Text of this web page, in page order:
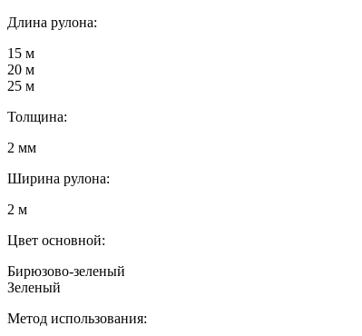
Длина рулона:
15 м
20 м
25 м
Толщина:
2 мм
Ширина рулона:
2 м
Цвет основной:
Бирюзово-зеленый
Зеленый
Метод использования: